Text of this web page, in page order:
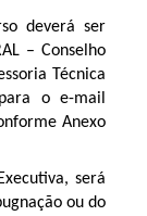
deverá ser
– Conselho
Técnica
o e-mail
Anexo
será
ou do